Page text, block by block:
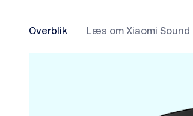
Overblik Læs om Xiaomi Sound